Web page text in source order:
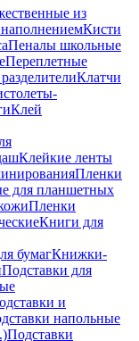
из
Кисти
Пеналы школьные
Переплетные
Клатчи
Клей
Клейкие ленты
Пленки
для планшетных
Пленки
Книги для
бумагКнижки-
Подставки для
и
напольные
Подставки